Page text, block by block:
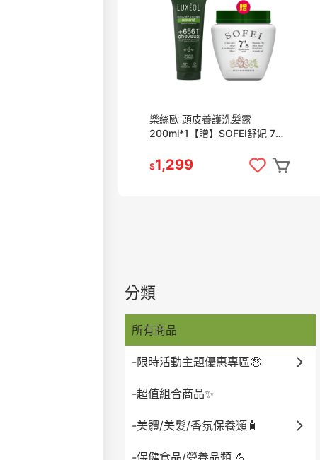
樂絲歐 頭皮養護洗髮露
200ml*1【贈】SOFEI舒妃 7玻
$1,299
分類
所有商品
-限時活動主題優惠專區🤑
-超值組合商品✨
-美體/美髮/香氛保養類🧴